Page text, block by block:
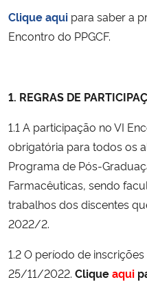
Clique aqui para saber a
Encontro do PPGCF.
1. REGRAS DE
1.1 A participação no VI
obrigatória para todos os
Programa de Pós-
Farmacêuticas, sendo
trabalhos dos discentes
2022/2.
1.2 O período de
25/11/2022. Cliqueaqui